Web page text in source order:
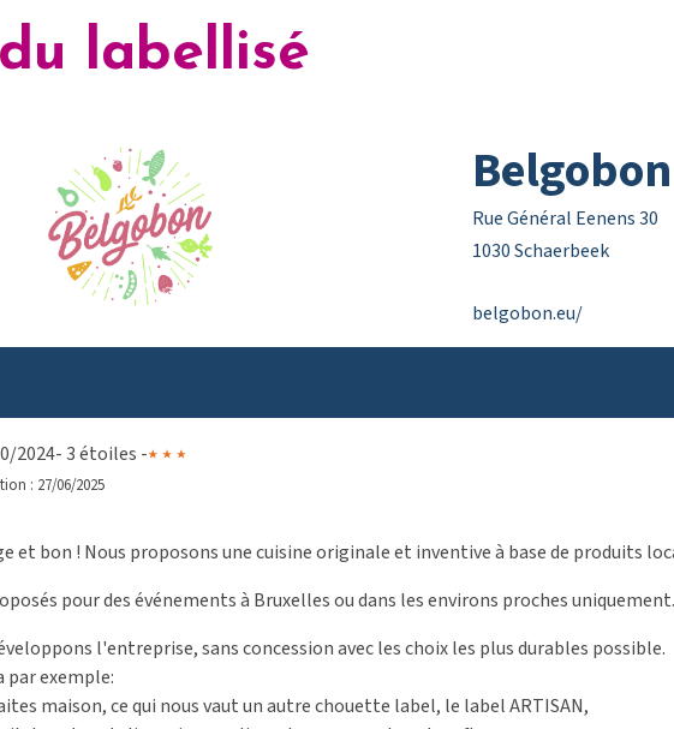
labellisé
Belgobon
Rue Général Eenens 30
1030 Schaerbeek
belgobon.eu/
2024- 3 étoiles -
: 27/06/2025
et bon ! Nous proposons une cuisine originale et inventive à base de produits
pour des événements à Bruxelles ou dans les environs proches uniquement.
l'entreprise, sans concession avec les choix les plus durables possible.
par exemple:
maison, ce qui nous vaut un autre chouette label, le label ARTISAN,